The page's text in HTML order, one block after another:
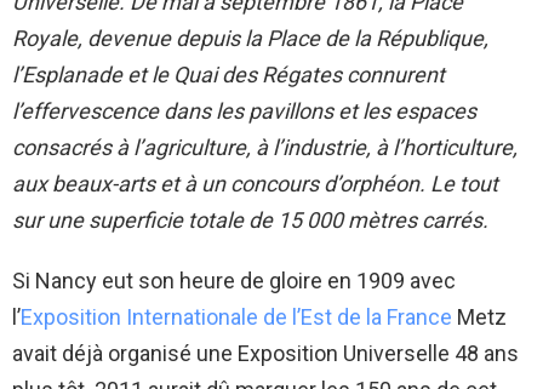
Royale, devenue depuis la Place de la République,
l’Esplanade et le Quai des Régates connurent
l’effervescence dans les pavillons et les espaces
consacrés à l’agriculture, à l’industrie, à l’horticulture,
aux beaux-arts et à un concours d’orphéon. Le tout
sur une superficie totale de 15 000 mètres carrés.
Si Nancy eut son heure de gloire en 1909 avec
l’Exposition Internationale de l’Est de la France Metz
avait déjà organisé une Exposition Universelle 48 ans